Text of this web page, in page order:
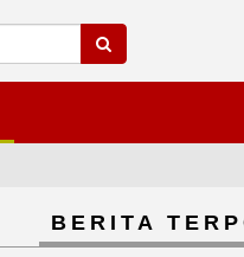
BERITA